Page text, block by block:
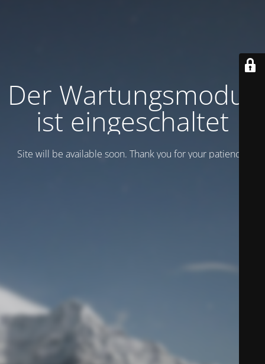
Der Wartungsmodus
ist eingeschaltet
Site will be available soon. Thank you for your patience!